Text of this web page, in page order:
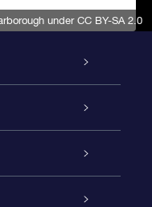
under CC BY-SA 2.0